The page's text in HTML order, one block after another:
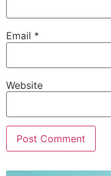
Email *
Website